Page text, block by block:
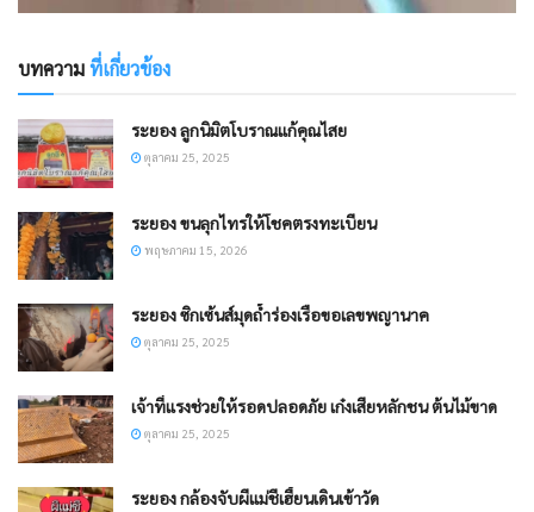
บทความที่เกี่ยวข้อง
ระยอง ลูกนิมิตโบราณแก้คุณไสย
ตุลาคม 25, 2025
ระยอง ขนลุกไทรให้โชคตรงทะเบียน
พฤษภาคม 15, 2026
ระยอง ซิกเซ้นส์มุดถ้ำร่องเรือขอเลขพญานาค
ตุลาคม 25, 2025
เจ้าที่แรงช่วยให้รอดปลอดภัย เก๋งเสียหลักชน ต้นไม้ขาด
ตุลาคม 25, 2025
ระยอง กล้องจับผีแม่ชีเฮี้ยนเดินเข้าวัด